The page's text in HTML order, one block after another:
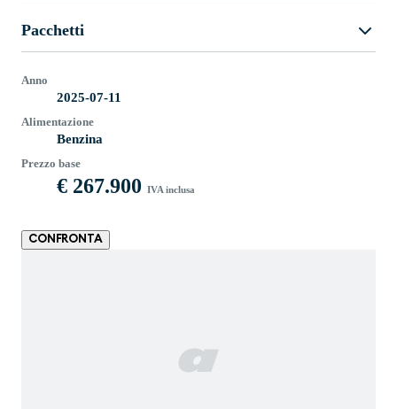
Pacchetti
Anno
2025-07-11
Alimentazione
Benzina
Prezzo base
€ 267.900 IVA inclusa
CONFRONTA